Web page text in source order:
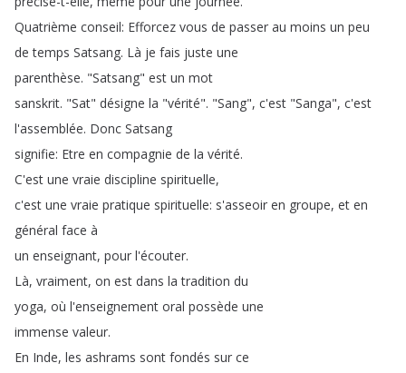
Quatrième conseil: Efforcez vous de passer au moins un peu
de temps Satsang. Là je fais juste une
parenthèse. "Satsang" est un mot
sanskrit. "Sat" désigne la "vérité". "Sang", c'est "Sanga", c'est
l'assemblée. Donc Satsang
signifie: Etre en compagnie de la vérité.
C'est une vraie discipline spirituelle,
c'est une vraie pratique spirituelle: s'asseoir en groupe, et en
général face à
un enseignant, pour l'écouter.
Là, vraiment, on est dans la tradition du
yoga, où l'enseignement oral possède une
immense valeur.
En Inde, les ashrams sont fondés sur ce